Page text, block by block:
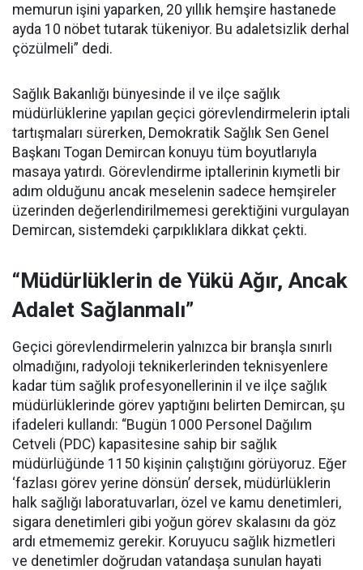
memurun işini yaparken, 20 yıllık hemşire hastanede
ayda 10 nöbet tutarak tükeniyor. Bu adaletsizlik derhal
çözülmeli” dedi.
Sağlık Bakanlığı bünyesinde il ve ilçe sağlık
müdürlüklerine yapılan geçici görevlendirmelerin iptali
tartışmaları sürerken, Demokratik Sağlık Sen Genel
Başkanı Togan Demircan konuyu tüm boyutlarıyla
masaya yatırdı. Görevlendirme iptallerinin kıymetli bir
adım olduğunu ancak meselenin sadece hemşireler
üzerinden değerlendirilmemesi gerektiğini vurgulayan
Demircan, sistemdeki çarpıklıklara dikkat çekti.
“Müdürlüklerin de Yükü Ağır, Ancak
Adalet Sağlanmalı”
Geçici görevlendirmelerin yalnızca bir branşla sınırlı
olmadığını, radyoloji teknikerlerinden teknisyenlere
kadar tüm sağlık profesyonellerinin il ve ilçe sağlık
müdürlüklerinde görev yaptığını belirten Demircan, şu
ifadeleri kullandı: “Bugün 1000 Personel Dağılım
Cetveli (PDC) kapasitesine sahip bir sağlık
müdürlüğünde 1150 kişinin çalıştığını görüyoruz. Eğer
‘fazlası görev yerine dönsün’ dersek, müdürlüklerin
halk sağlığı laboratuvarları, özel ve kamu denetimleri,
sigara denetimleri gibi yoğun görev skalasını da göz
ardı etmememiz gerekir. Koruyucu sağlık hizmetleri
ve denetimler doğrudan vatandaşa sunulan hayati